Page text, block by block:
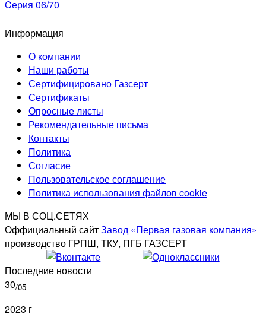
Cерия 06/70
Информация
О компании
Наши работы
Сертифицировано Газсерт
Сертификаты
Опросные листы
Рекомендательные письма
Контакты
Политика
Согласие
Пользовательское соглашение
Политика использования файлов cookie
МЫ В СОЦ.СЕТЯХ
Оффициальный сайтЗавод «Первая газовая компания»
производство ГРПШ, ТКУ, ПГБ ГАЗСЕРТ
Последние новости
30/05
2023 г